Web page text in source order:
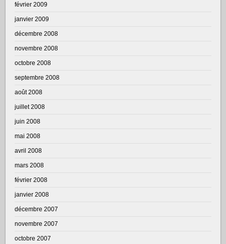
février 2009
janvier 2009
décembre 2008
novembre 2008
octobre 2008
septembre 2008
août 2008
juillet 2008
juin 2008
mai 2008
avril 2008
mars 2008
février 2008
janvier 2008
décembre 2007
novembre 2007
octobre 2007